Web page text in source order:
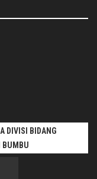
DIVISI BIDANG
BUMBU